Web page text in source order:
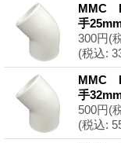
MMC
手
300円(
(税込:
MMC
手
500円(
(税込: